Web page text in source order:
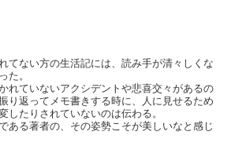
てない方の生活記には、読み手が清々しくな
。
れていないアクシデントや悲喜交々があるの
り返ってメモ書きする時に、人に見せるため
したりされていないのは伝わる。
ある著者の、その姿勢こそが美しいなと感じ